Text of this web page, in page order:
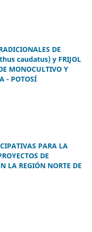
DE
caudatus) y FRIJOL
MONOCULTIVO Y
- POTOSÍ
PARA LA
DE
LA REGIÓN NORTE DE